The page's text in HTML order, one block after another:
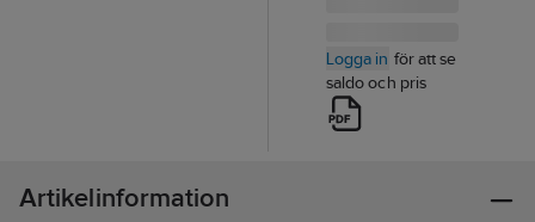
Logga in för att se
saldo och pris
Artikelinformation